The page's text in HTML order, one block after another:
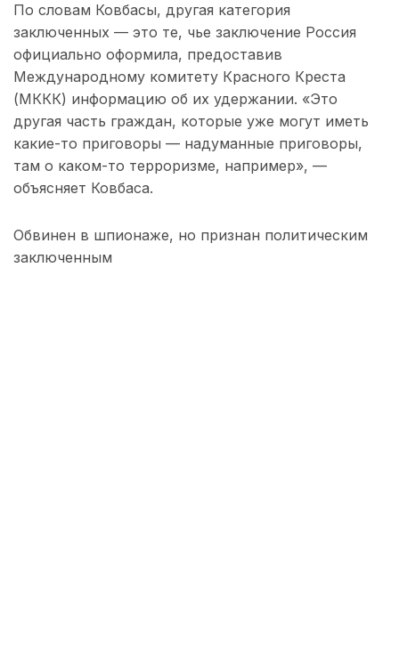
По словам Ковбасы, другая категория
заключенных — это те, чье заключение Россия
официально оформила, предоставив
Международному комитету Красного Креста
(МККК) информацию об их удержании. «Это
другая часть граждан, которые уже могут иметь
какие-то приговоры — надуманные приговоры,
там о каком-то терроризме, например», —
объясняет Ковбаса.
Обвинен в шпионаже, но признан политическим
заключенным